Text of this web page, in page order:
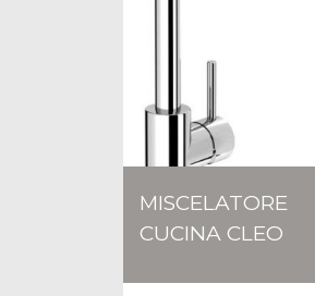
MISCELATORE
CUCINA CLEO